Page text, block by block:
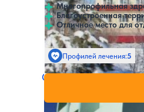
Многопрофильная
Благоустроенная
Отличное место для
Профилей лечения:5
Санаторий Абырал
4.5